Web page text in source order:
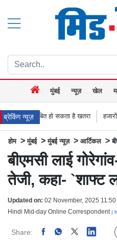
मुंबई न्यूज़ खेल
ब्रेकिंग न्यूज़
है खतरा हजारों की संख्या में सड़कों पर
होम >मुंबई >मुंबई न्यूज़ > आर्टिकल >
बीएमसी लाई
तेजी, कहा- `शाफ्ट
Updated on: 02 November, 2025
Hindi Mid-day Online Correspondent |
Share: Linked